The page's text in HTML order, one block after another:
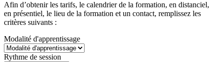
Afin d’obtenir les tarifs, le calendrier de la formation, en distanciel,
en présentiel, le lieu de la formation et un contact, remplissez les
critères suivants :
Modalité d'apprentissage
Rythme de session